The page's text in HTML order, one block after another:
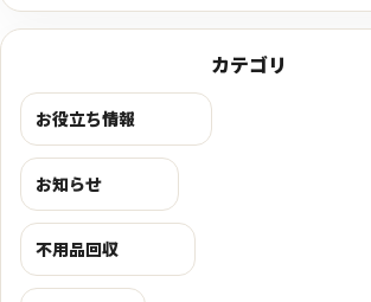
カテゴリ
お役立ち情報
お知らせ
不用品回収